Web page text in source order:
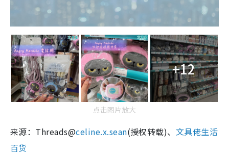
+12
点击图片放大
来源：Threads@celine.x.sean(授权转载)、 文具佬生活
百货